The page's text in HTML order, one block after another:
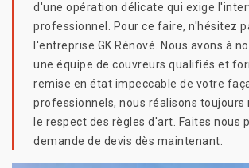
d'une opération délicate qui exige
professionnel. Pour ce faire, n'hésitez
l'entreprise GK Rénové. Nous avons à
une équipe de couvreurs qualifiés et
remise en état impeccable de votre
professionnels, nous réalisons toujours
le respect des règles d'art. Faites nous
demande de devis dès maintenant.